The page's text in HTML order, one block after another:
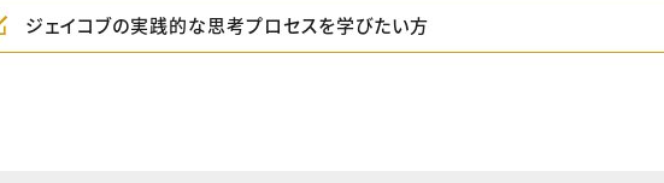
ジェイコブの実践的な思考プロセスを学びたい方